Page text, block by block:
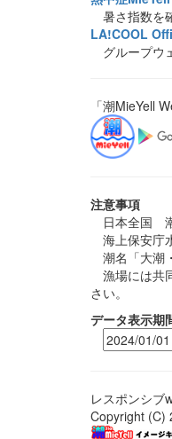
暑さ指数を
LA!COOL
グループウ
「潮MieYell
注意事項
日本全国 潮
海上保安庁
潮名「大潮
漁場には共
さい。
データ表示期
レスポンシブ
Copyright (C)